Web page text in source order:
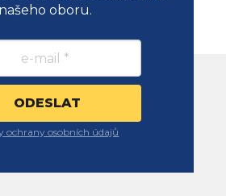
našeho oboru.
ochrany osobních údajů